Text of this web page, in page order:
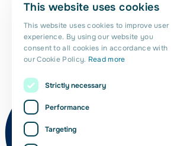
DUTCH
PORTUGUESE
This website uses cookies
This website uses cookies to improve user
experience. By using our website you
consent to all cookies in accordance with
our Cookie Policy. Read more
Strictly necessary
Performance
Targeting